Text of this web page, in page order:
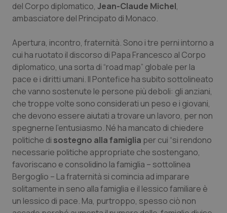
Marche
Molise
Piemonte
Provincia Autonoma di Bolzano
Provincia Autonoma di Trento
Puglia
Sardegna
Sicilia
Donna & Salute
Epatiti
HIV
Infezioni & Febbre
Ipertensione & Scompenso
Malattie rare
Malattia di Crohn & Rettocolite Ulcerosa
Neuroscienze & patologie neurodegenerative
del Corpo diplomatico, Jean-Claude Michel,
ambasciatore del Principato di Monaco.
Apertura, incontro, fraternità. Sono i tre perni intorno a
cui ha ruotato il discorso di Papa Francesco al Corpo
diplomatico, una sorta di “road map” globale per la
pace e i diritti umani. Il Pontefice ha subito sottolineato
che vanno sostenute le persone più deboli: gli anziani,
che troppe volte sono considerati un peso e i giovani,
che devono essere aiutati a trovare un lavoro, per non
spegnerne l’entusiasmo. Né ha mancato di chiedere
politiche di sostegno alla famiglia per cui “si rendono
necessarie politiche appropriate che sostengano,
favoriscano e consolidino la famiglia – sottolinea
Bergoglio – La fraternità si comincia ad imparare
solitamente in seno alla famiglia e il lessico familiare è
un lessico di pace. Ma, purtroppo, spesso ciò non